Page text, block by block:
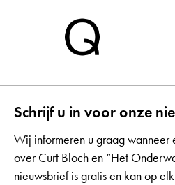
Schrijf u in voor onze
Wij informeren u graag wanneer
over Curt Bloch en “Het
nieuwsbrief is gratis en kan op